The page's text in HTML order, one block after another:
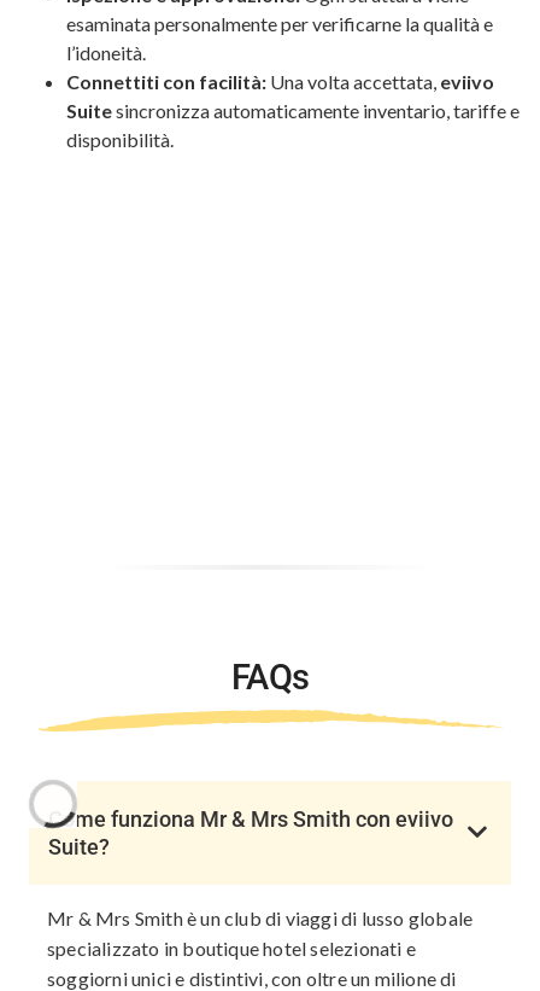
esaminata personalmente per verificarne la qualità e
l’idoneità.
Connettiti con facilità: Una volta accettata, eviivo
Suitesincronizza automaticamente inventario, tariffe e
disponibilità.
FAQs
Come funziona Mr & Mrs Smith con eviivo
Suite?
Mr & Mrs Smith è un club di viaggi di lusso globale
specializzato in boutique hotel selezionati e
soggiorni unici e distintivi, con oltre un milione di